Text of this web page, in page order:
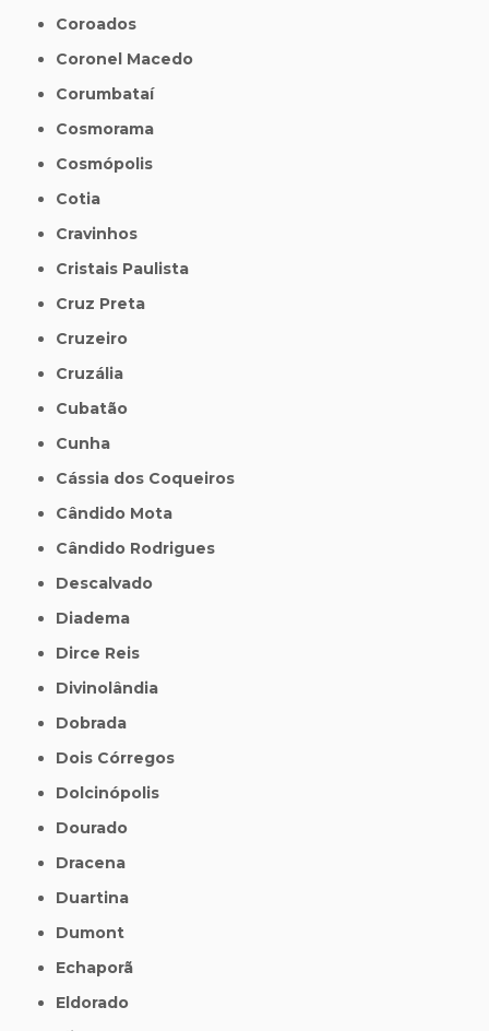
Coroados
Coronel Macedo
Corumbataí
Cosmorama
Cosmópolis
Cotia
Cravinhos
Cristais Paulista
Cruz Preta
Cruzeiro
Cruzália
Cubatão
Cunha
Cássia dos Coqueiros
Cândido Mota
Cândido Rodrigues
Descalvado
Diadema
Dirce Reis
Divinolândia
Dobrada
Dois Córregos
Dolcinópolis
Dourado
Dracena
Duartina
Dumont
Echaporã
Eldorado